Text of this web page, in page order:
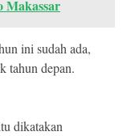
Makassar
ini sudah ada,
tahun depan.
dikatakan